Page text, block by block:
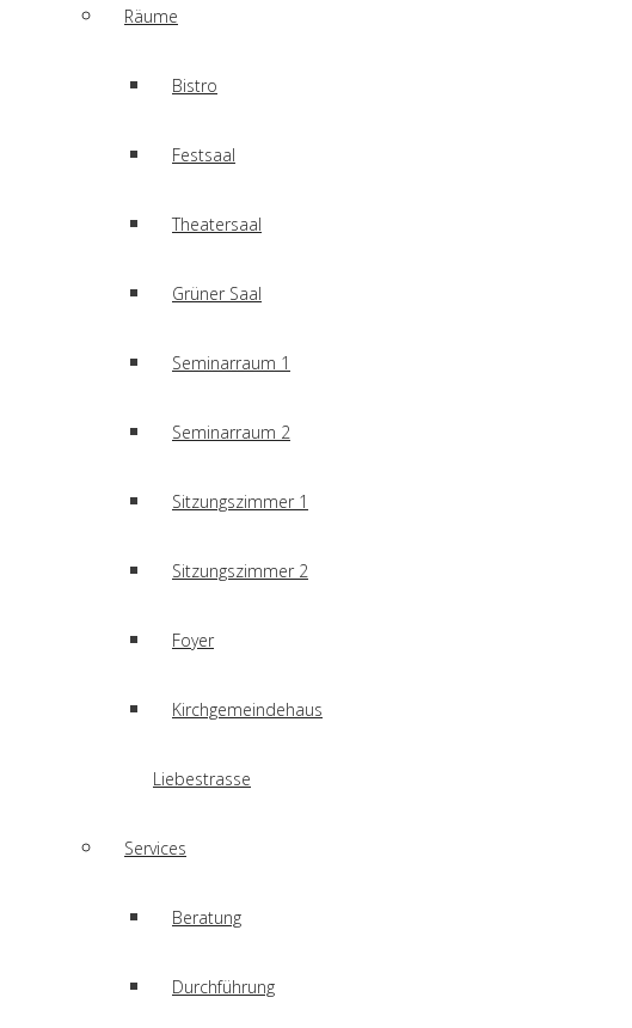
Räume
Bistro
Festsaal
Theatersaal
Grüner Saal
Seminarraum 1
Seminarraum 2
Sitzungszimmer 1
Sitzungszimmer 2
Foyer
Kirchgemeindehaus
Liebestrasse
Services
Beratung
Durchführung